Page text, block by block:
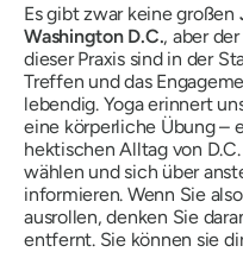
Es gibt zwar keine großen
Washington D.C., aber
dieser Praxis sind in der
Treffen und das
lebendig. Yoga erinnert
eine körperliche Übung –
hektischen Alltag von
wählen und sich über
informieren. Wenn Sie
ausrollen, denken Sie
entfernt. Sie können sie